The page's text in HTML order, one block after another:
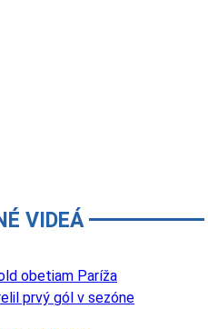
VIDEÁ
obetiam Paríža
prvý gól v sezóne